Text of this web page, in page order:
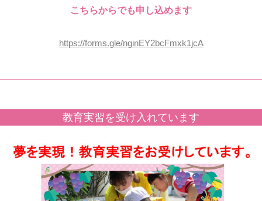
こちらからでも申し込めます
https://forms.gle/nginEY2bcFmxk1jcA
教育実習を受け入れています